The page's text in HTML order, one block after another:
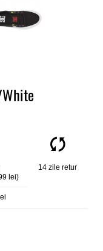
lei)
14 zile retur